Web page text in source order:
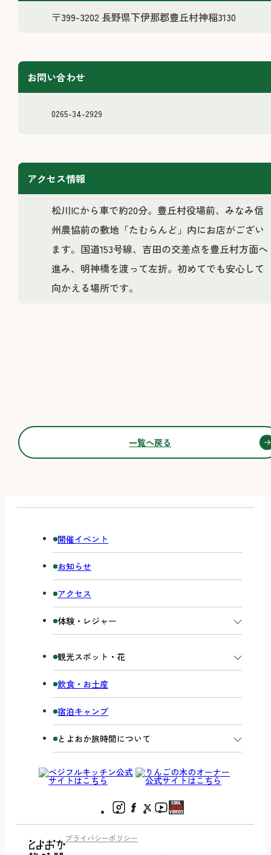
〒399-3202 長野県下伊那郡豊丘村神稲3130
お問い合わせ
0265-34-2929
アクセス情報
松川ICから車で約20分。豊丘村役場前、みなみ信
州農協前の敷地「たむらんど」内にお店がござい
ます。国道153号線、吉田の交差点を豊丘村方面へ
進み、明神橋を渡って左折。初めてでも安心して
向かえる場所です。
一覧へ戻る
開催イベント
お知らせ
アクセス
体験・レジャー
観光スポット・花
飲食・お土産
宿泊キャンプ
とよおか旅時間について
プライバシーポリシー